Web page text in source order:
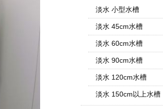
淡水 小型水槽
淡水 45cm水槽
淡水 60cm水槽
淡水 90cm水槽
淡水 120cm水槽
淡水 150cm以上水槽